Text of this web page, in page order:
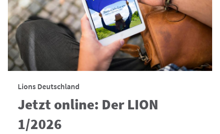
Lions Deutschland
Jetzt online: Der LION
1/2026